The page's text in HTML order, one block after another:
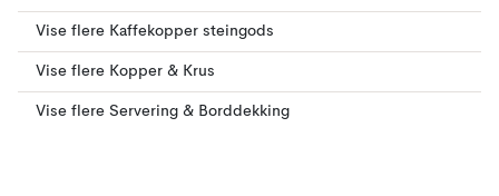
Vise flere Kaffekopper steingods
Vise flere Kopper & Krus
Vise flere Servering & Borddekking